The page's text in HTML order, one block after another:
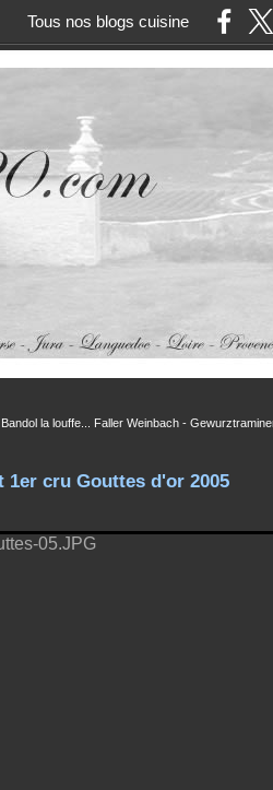
Tous nos blogs cuisine
la louffe... Faller Weinbach -
1er cru Gouttes d'or 2005